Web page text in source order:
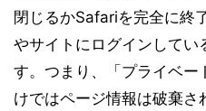
閉じるかSafariを完全に終
やサイトにログインしてい
す。つまり、「プライベ
けではページ情報は破棄さ